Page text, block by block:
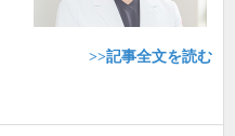
>>記事全文を読む